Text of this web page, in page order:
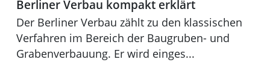
Berliner Verbau kompakt erklärt
Der Berliner Verbau zählt zu den klassischen
Verfahren im Bereich der Baugruben- und
Grabenverbauung. Er wird einges...